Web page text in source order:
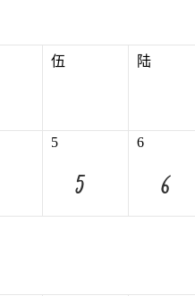
伍 陆
5 6